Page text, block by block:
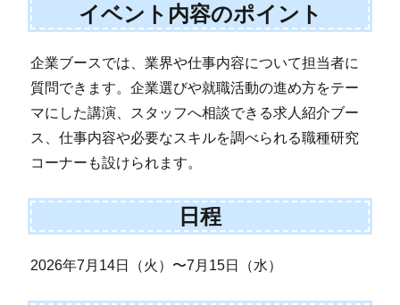
イベント内容のポイント
企業ブースでは、業界や仕事内容について担当者に
質問できます。企業選びや就職活動の進め方をテー
マにした講演、スタッフへ相談できる求人紹介ブー
ス、仕事内容や必要なスキルを調べられる職種研究
コーナーも設けられます。
日程
2026年7月14日（火）〜7月15日（水）